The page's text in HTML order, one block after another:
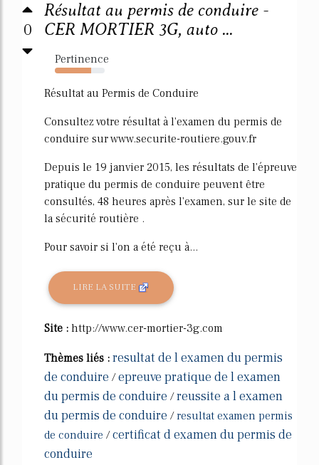
0
Résultat au permis de conduire -
CER MORTIER 3G, auto ...
Pertinence
73%
Résultat au Permis de Conduire
Consultez votre résultat à l'examen du permis de
conduire sur www.securite-routiere.gouv.fr
Depuis le 19 janvier 2015, les résultats de l'épreuve
pratique du permis de conduire peuvent être
consultés, 48 heures après l'examen, sur le site de
la sécurité routière .
Pour savoir si l'on a été reçu à...
LIRE LA SUITE
Site : http://www.cer-mortier-3g.com
Thèmes liés : resultat de l examen du permis
de conduire /epreuve pratique de l examen
du permis de conduire /reussite a l examen
du permis de conduire /resultat examen permis
de conduire /certificat d examen du permis de
conduire